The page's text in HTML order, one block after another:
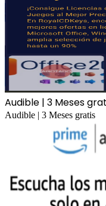
Audible | 3 Meses
Audible | 3 Meses gratis